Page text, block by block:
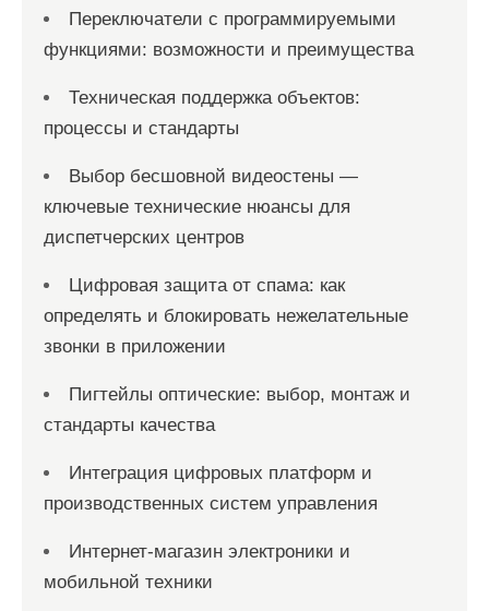
Переключатели с программируемыми
функциями: возможности и преимущества
Техническая поддержка объектов:
процессы и стандарты
Выбор бесшовной видеостены —
ключевые технические нюансы для
диспетчерских центров
Цифровая защита от спама: как
определять и блокировать нежелательные
звонки в приложении
Пигтейлы оптические: выбор, монтаж и
стандарты качества
Интеграция цифровых платформ и
производственных систем управления
Интернет-магазин электроники и
мобильной техники